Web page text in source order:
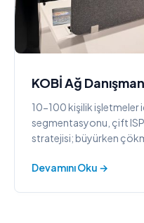
KOBİ Ağ
10-100 kişilik işletmeler
segmentasyonu, çift
stratejisi; büyürken
Devamını Oku →